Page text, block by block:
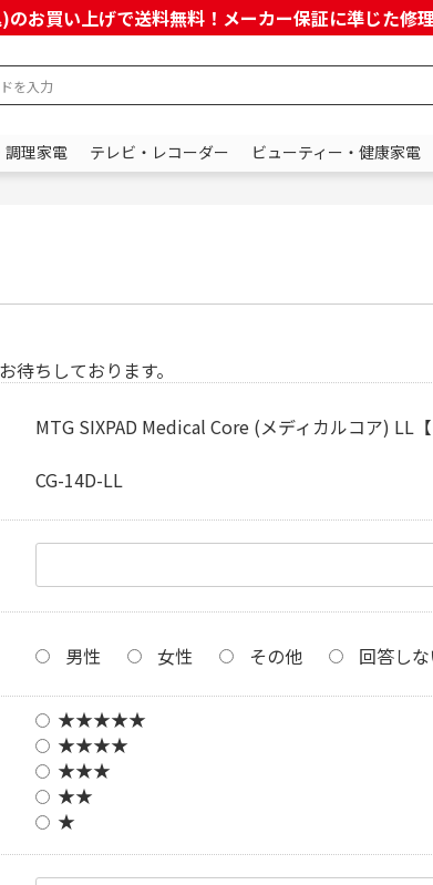
お買い上げで送料無料！メーカー保証に準じた修
調理家電 テレビ・レコーダー ビューティー・健康家電
待ちしております。
MTG SIXPAD Medical Core (メディカルコア) LL
CG-14D-LL
男性 女性 その他 回答し
★★★★★
★★★★
★★★
★★
★